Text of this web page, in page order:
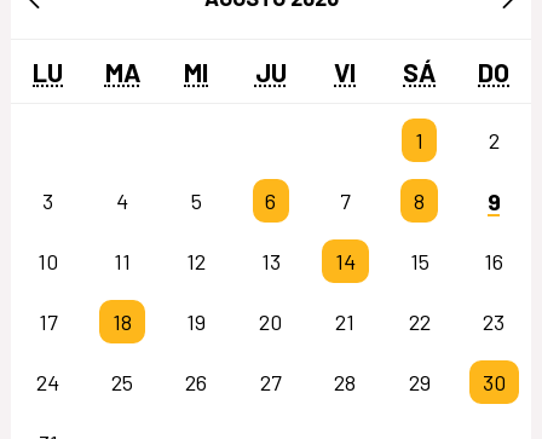
LU MA MI JU VI SÁ DO
1 2
3 4 5 6 7 8 9
10 11 12 13 14 15 16
17 18 19 20 21 22 23
24 25 26 27 28 29 30